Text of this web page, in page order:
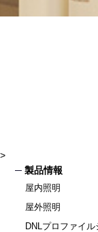
>
製品情報
屋内照明
屋外照明
DNLプロファイル